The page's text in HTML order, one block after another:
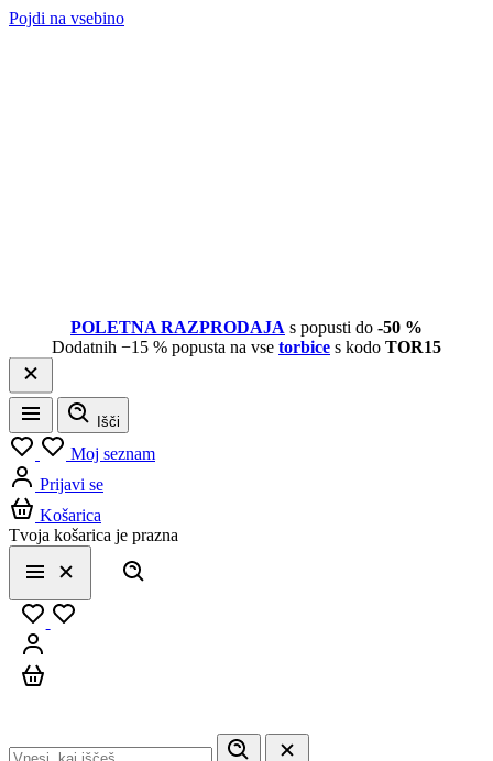
Pojdi na vsebino
POLETNA RAZPRODAJA s popusti do -50 %
Dodatnih −15 % popusta na vse torbice s kodo TOR15
Meni
Išči
Moj seznam
Prijavi se
Košarica
Tvoja košarica je prazna
Meni
Zapri